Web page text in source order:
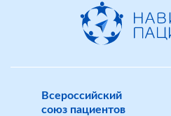
Всероссийский
союз пациентов